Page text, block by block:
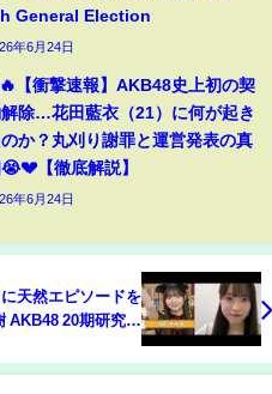
General Election
年6月24日
【衝撃速報】AKB48史上初の契
除…花田藍衣（21）に何が起き
か？丸刈り謝罪と運営発表の真
【徹底解説】
年6月24日
天然エピソードを
AKB48 20期研究生